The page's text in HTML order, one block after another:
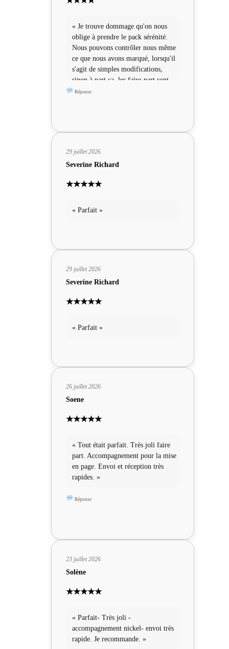
« Je trouve dommage qu'on nous
oblige à prendre le pack sérénité.
Nous pouvons contrôler nous même
ce que nous avons marqué, lorsqu'il
s'agit de simples modifications,
sinon à part ça, les faire-part sont
sympas »
Réponse
29 juillet 2026
Severine Richard
★★★★★
« Parfait »
29 juillet 2026
Severine Richard
★★★★★
« Parfait »
26 juillet 2026
Soene
★★★★★
« Tout était parfait. Très joli faire
part. Accompagnement pour la mise
en page. Envoi et réception très
rapides. »
Réponse
23 juillet 2026
Solène
★★★★★
« Parfait- Très joli -
accompagnement nickel- envoi très
rapide. Je recommande. »